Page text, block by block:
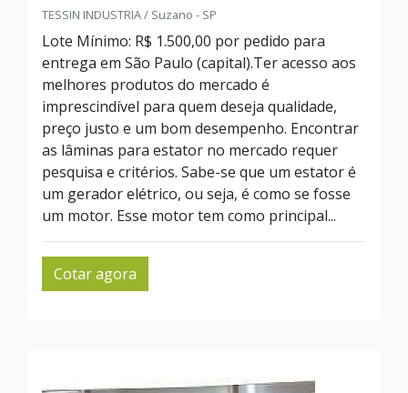
TESSIN INDUSTRIA / Suzano - SP
Lote Mínimo: R$ 1.500,00 por pedido para
entrega em São Paulo (capital).Ter acesso aos
melhores produtos do mercado é
imprescindível para quem deseja qualidade,
preço justo e um bom desempenho. Encontrar
as lâminas para estator no mercado requer
pesquisa e critérios. Sabe-se que um estator é
um gerador elétrico, ou seja, é como se fosse
um motor. Esse motor tem como principal...
Cotar agora